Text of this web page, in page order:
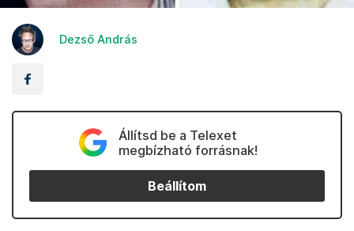
Dezső András
Állítsd be a Telexet
megbízható forrásnak!
Beállítom